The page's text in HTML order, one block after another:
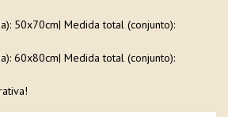
50x70cm| Medida total (conjunto):
60x80cm| Medida total (conjunto):